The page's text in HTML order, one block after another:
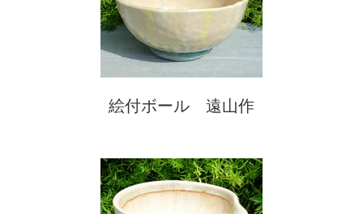
絵付ボール 遠山作